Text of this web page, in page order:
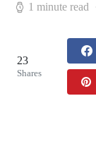
1 minute read
23
Shares